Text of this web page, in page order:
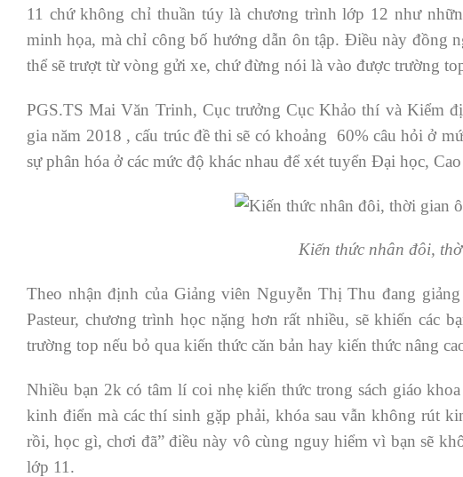
11 chứ không chỉ thuần túy là chương trình lớp 12 như
minh họa, mà chỉ công bố hướng dẫn ôn tập. Điều này đồng
thể sẽ trượt từ vòng gửi xe, chứ đừng nói là vào được trường
PGS.TS Mai Văn Trinh, Cục trưởng Cục Khảo thí và Kiểm
gia năm 2018 , cấu trúc đề thi sẽ có khoảng 60% câu hỏi ở
sự phân hóa ở các mức độ khác nhau để xét tuyển Đại học,
Kiến thức nhân đôi,
Theo nhận định của Giảng viên Nguyễn Thị Thu đang
Pasteur, chương trình học nặng hơn rất nhiều, sẽ khiến các
trường top nếu bỏ qua kiến thức căn bản hay kiến thức nâng
Nhiều bạn 2k có tâm lí coi nhẹ kiến thức trong sách giáo
kinh điển mà các thí sinh gặp phải, khóa sau vẫn không rút
rồi, học gì, chơi đã” điều này vô cùng nguy hiểm vì bạn sẽ
lớp 11.